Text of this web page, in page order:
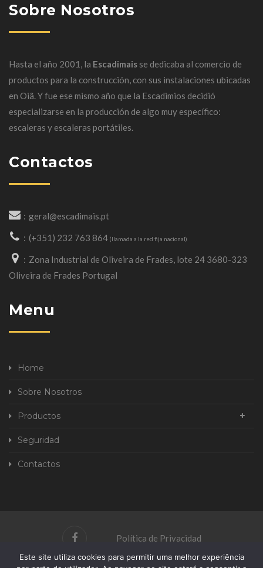
Sobre Nosotros
Hasta el año 2001, la Escadimais se dedicaba al comercio de
productos para la construcción, con sus instalaciones ubicadas
en Oiã.Y fue ese mismo año que la Escadimios decidió
especializarse en la producción de algo muy específico:
escaleras y escaleras portátiles.
Contactos
geral@escadimais.pt
(+351) 232 763 864 (llamada a la red fija nacional)
Zona Industrial de Oliveira de Frades, lote 24 3680-323
Oliveira de Frades Portugal
Menu
Home
Sobre Nosotros
Productos
Seguridad
Contactos
Política de Privacidad
Libro de Reclamaciones
Este site utiliza cookies para permitir uma melhor experiência